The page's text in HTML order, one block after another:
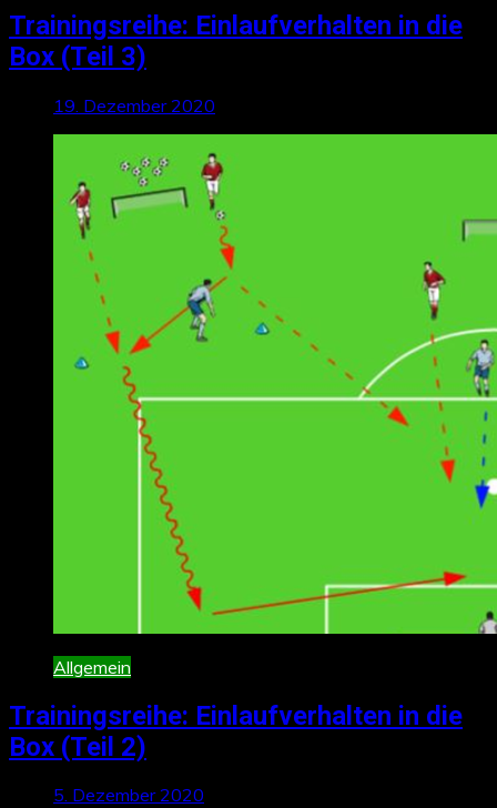
Trainingsreihe: Einlaufverhalten in die
Box (Teil 3)
19. Dezember 2020
Allgemein
Trainingsreihe: Einlaufverhalten in die
Box (Teil 2)
5. Dezember 2020